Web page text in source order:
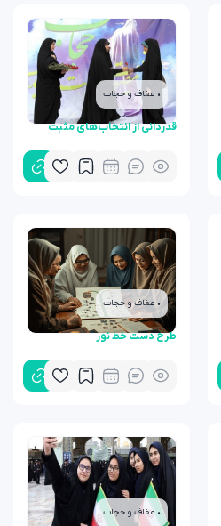
• عفاف و حجاب
قدردانی از انتخاب‌های مثبت
• عفاف و حجاب
طرح دست خط نور
• عفاف و حجاب